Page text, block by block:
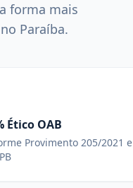
forma mais
Paraíba.
Ético OAB
Provimento 205/2021 e